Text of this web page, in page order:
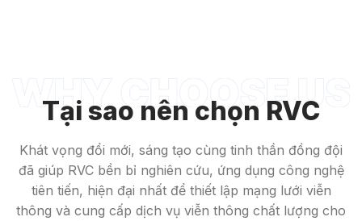
Tại sao nên chọn RVC
Khát vọng đổi mới, sáng tạo cùng tinh thần đồng đội
đã giúp RVC bền bỉ nghiên cứu, ứng dụng công nghệ
tiên tiến, hiện đại nhất để thiết lập mạng lưới viễn
thông và cung cấp dịch vụ viễn thông chất lượng cho